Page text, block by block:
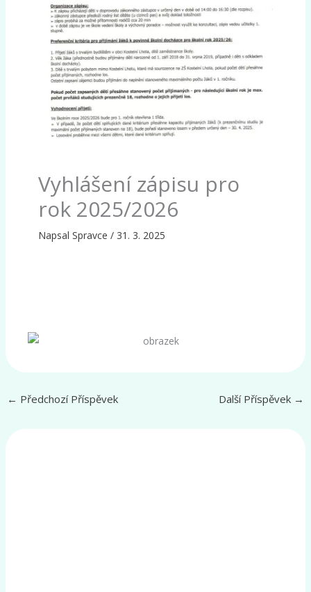
Vyhlášení zápisu pro
rok 2025/2026
Napsal Spravce / 31. 3. 2025
← Předchozí Příspěvek Další Příspěvek →